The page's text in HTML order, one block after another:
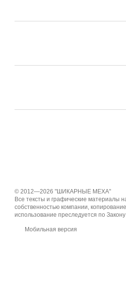
© 2012—2026 "ШИКАРНЫЕ МЕХА"
Все тексты и графические материалы
собственностью компании,
использование преследуется по
Мобильная версия